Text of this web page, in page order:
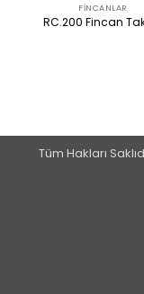
FINCANLAR
RC.200 Fincan
Tüm Hakları